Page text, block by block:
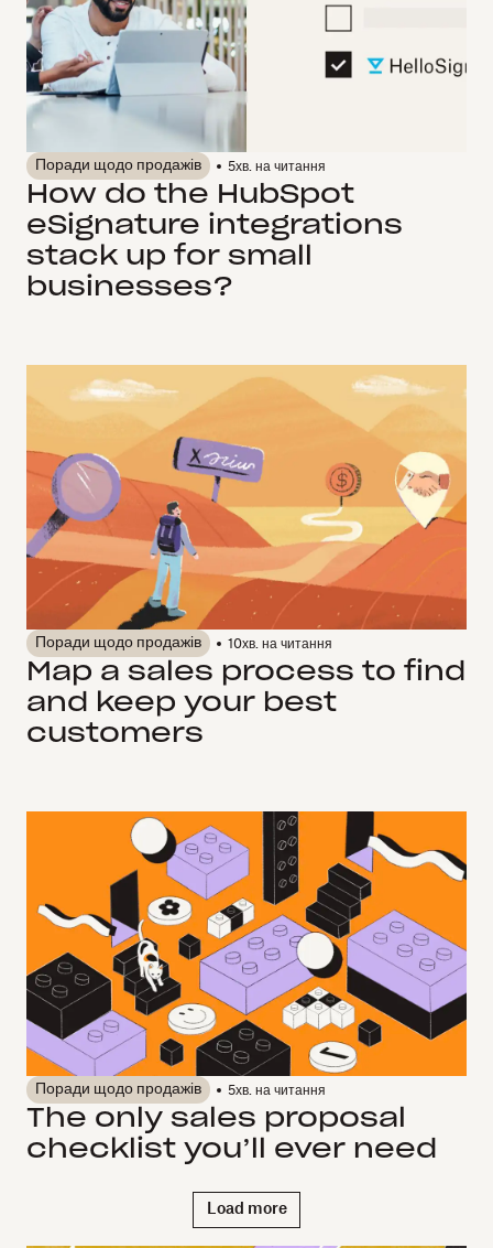
Поради щодо продажів 5хв. на читання
How do the HubSpot
eSignature integrations
stack up for small
businesses?
Поради щодо продажів 10хв. на читання
Map a sales process to find
and keep your best
customers
Поради щодо продажів 5хв. на читання
The only sales proposal
checklist you’ll ever need
Load more